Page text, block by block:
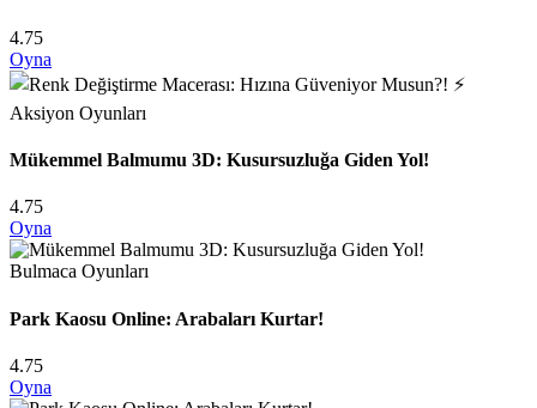
4.75
Oyna
Aksiyon Oyunları
Mükemmel Balmumu 3D: Kusursuzluğa Giden Yol!
4.75
Oyna
Bulmaca Oyunları
Park Kaosu Online: Arabaları Kurtar!
4.75
Oyna